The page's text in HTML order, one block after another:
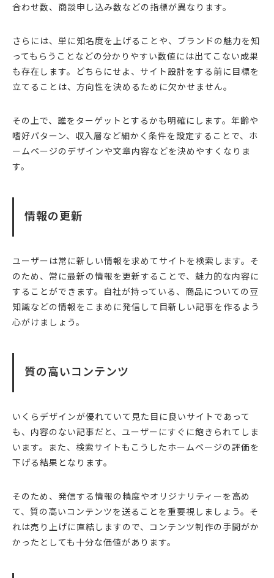
合わせ数、商談申し込み数などの指標が異なります。
さらには、単に知名度を上げることや、ブランドの魅力を知
ってもらうことなどの分かりやすい数値には出てこない成果
も存在します。どちらにせよ、サイト設計をする前に目標を
立てることは、方向性を決めるために欠かせません。
その上で、誰をターゲットとするかも明確にします。年齢や
嗜好パターン、収入層など細かく条件を設定することで、ホ
ームページのデザインや文章内容などを決めやすくなりま
す。
情報の更新
ユーザーは常に新しい情報を求めてサイトを検索します。そ
のため、常に最新の情報を更新することで、魅力的な内容に
することができます。自社が持っている、商品についての豆
知識などの情報をこまめに発信して目新しい記事を作るよう
心がけましょう。
質の高いコンテンツ
いくらデザインが優れていて見た目に良いサイトであって
も、内容のない記事だと、ユーザーにすぐに飽きられてしま
います。また、検索サイトもこうしたホームページの評価を
下げる結果となります。
そのため、発信する情報の精度やオリジナリティーを高め
て、質の高いコンテンツを送ることを重要視しましょう。そ
れは売り上げに直結しますので、コンテンツ制作の手間がか
かったとしても十分な価値があります。